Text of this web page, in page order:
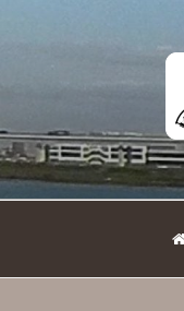
へ
ス
キ